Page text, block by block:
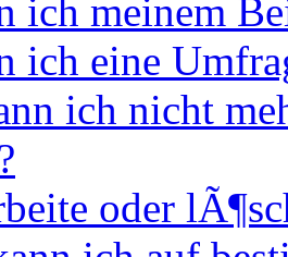
ich meinem
ich eine
ich nicht
oder